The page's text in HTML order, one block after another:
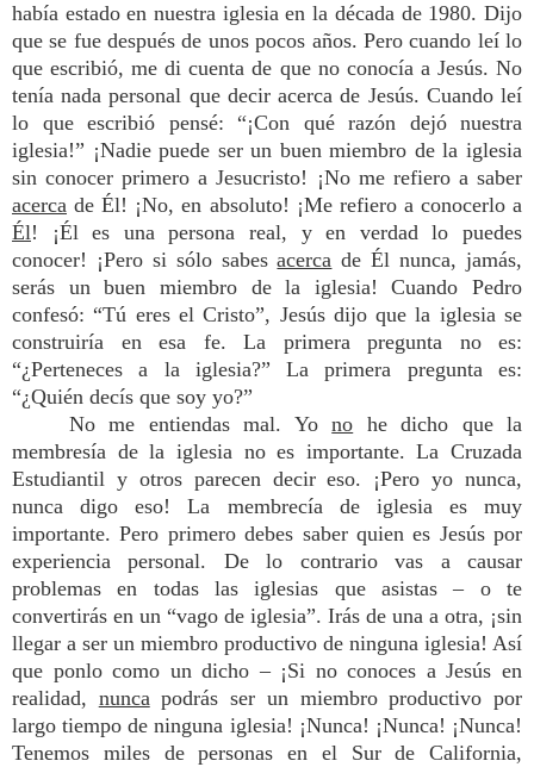
había estado en nuestra iglesia en la década de 1980. Dijo
que se fue después de unos pocos años. Pero cuando leí lo
que escribió, me di cuenta de que no conocía a Jesús. No
tenía nada personal que decir acerca de Jesús. Cuando leí
lo que escribió pensé: “¡Con qué razón dejó nuestra
iglesia!” ¡Nadie puede ser un buen miembro de la iglesia
sin conocer primero a Jesucristo! ¡No me refiero a saber
acerca de Él! ¡No, en absoluto! ¡Me refiero a conocerlo a
Él! ¡Él es una persona real, y en verdad lo puedes
conocer! ¡Pero si sólo sabesacerca de Él nunca, jamás,
serás un buen miembro de la iglesia! Cuando Pedro
confesó: “Tú eres el Cristo”, Jesús dijo que la iglesia se
construiría en esa fe. La primera pregunta no es:
“¿Perteneces a la iglesia?” La primera pregunta es:
“¿Quién decís que soy yo?”
No me entiendas mal. Yono he dicho que la
membresía de la iglesia no es importante. La Cruzada
Estudiantil y otros parecen decir eso. ¡Pero yo nunca,
nunca digo eso! La membrecía de iglesia es muy
importante. Pero primero debes saber quien es Jesús por
experiencia personal. De lo contrario vas a causar
problemas en todas las iglesias que asistas – o te
convertirás en un “vago de iglesia”. Irás de una a otra, ¡sin
llegar a ser un miembro productivo de ninguna iglesia! Así
que ponlo como un dicho – ¡Si no conoces a Jesús en
realidad, nuncapodrás ser un miembro productivo por
largo tiempo de ninguna iglesia! ¡Nunca! ¡Nunca! ¡Nunca!
Tenemos miles de personas en el Sur de California,